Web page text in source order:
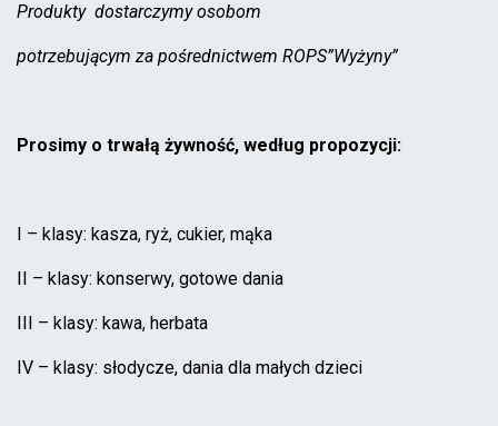
Produkty dostarczymy osobom
potrzebującym za pośrednictwem ROPS”Wyżyny”
Prosimy o trwałą żywność, według propozycji:
I – klasy: kasza, ryż, cukier, mąka
II – klasy: konserwy, gotowe dania
III – klasy: kawa, herbata
IV – klasy: słodycze, dania dla małych dzieci